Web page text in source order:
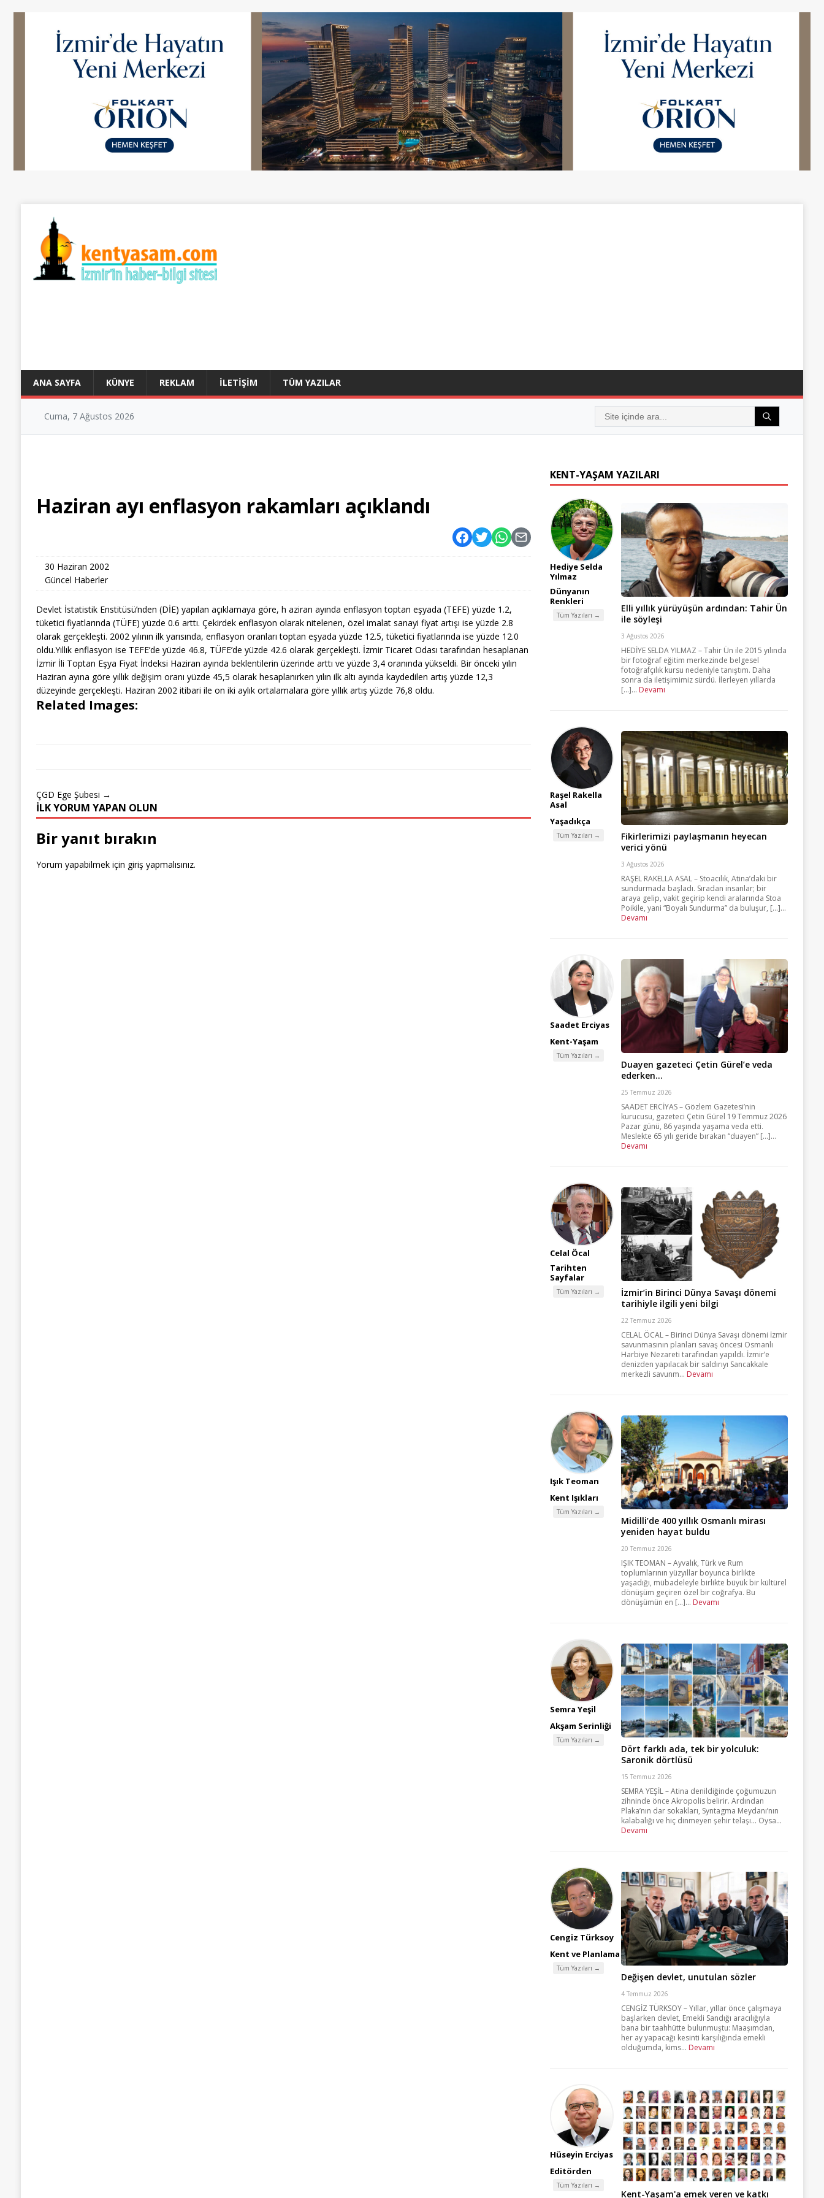
ANA SAYFA KÜNYE REKLAM İLETIŞIM TÜM YAZILAR
Cuma, 7 Ağustos 2026
Haziran ayı enflasyon rakamları açıklandı
30 Haziran 2002
Güncel Haberler
Devlet İstatistik Enstitüsü’nden (DİE) yapılan açıklamaya göre, h aziran ayında enflasyon toptan eşyada (TEFE) yüzde 1.2,
tüketici fiyatlarında (TÜFE) yüzde 0.6 arttı. Çekirdek enflasyon olarak nitelenen, özel imalat sanayi fiyat artışı ise yüzde 2.8
olarak gerçekleşti. 2002 yılının ilk yarısında, enflasyon oranları toptan eşyada yüzde 12.5, tüketici fiyatlarında ise yüzde 12.0
oldu.Yıllık enflasyon ise TEFE’de yüzde 46.8, TÜFE’de yüzde 42.6 olarak gerçekleşti. İzmir Ticaret Odası tarafından hesaplanan
İzmir İli Toptan Eşya Fiyat İndeksi Haziran ayında beklentilerin üzerinde arttı ve yüzde 3,4 oranında yükseldi. Bir önceki yılın
Haziran ayına göre yıllık değişim oranı yüzde 45,5 olarak hesaplanırken yılın ilk altı ayında kaydedilen artış yüzde 12,3
düzeyinde gerçekleşti. Haziran 2002 itibari ile on iki aylık ortalamalara göre yıllık artış yüzde 76,8 oldu.
Related Images:
ÇGD Ege Şubesi →
İLK YORUM YAPAN OLUN
Bir yanıt bırakın
Yorum yapabilmek için giriş yapmalısınız.
KENT-YAŞAM YAZILARI
Hediye Selda
Yılmaz
Dünyanın
Renkleri
Tüm Yazıları →
Elli yıllık yürüyüşün ardından: Tahir Ün
ile söyleşi
3 Ağustos 2026
HEDİYE SELDA YILMAZ – Tahir Ün ile 2015 yılında
bir fotoğraf eğitim merkezinde belgesel
fotoğrafçılık kursu nedeniyle tanıştım. Daha
sonra da iletişimimiz sürdü. İlerleyen yıllarda
[...]... Devamı
Raşel Rakella
Asal
Yaşadıkça
Tüm Yazıları →
Fikirlerimizi paylaşmanın heyecan
verici yönü
3 Ağustos 2026
RAŞEL RAKELLA ASAL – Stoacılık, Atina’daki bir
sundurmada başladı. Sıradan insanlar; bir
araya gelip, vakit geçirip kendi aralarında Stoa
Poikile, yani “Boyalı Sundurma” da buluşur, [...]...
Devamı
Saadet Erciyas
Kent-Yaşam
Tüm Yazıları →
Duayen gazeteci Çetin Gürel’e veda
ederken…
25 Temmuz 2026
SAADET ERCİYAS – Gözlem Gazetesi’nin
kurucusu, gazeteci Çetin Gürel 19 Temmuz 2026
Pazar günü, 86 yaşında yaşama veda etti.
Meslekte 65 yılı geride bırakan “duayen” [...]...
Devamı
Celal Öcal
Tarihten
Sayfalar
Tüm Yazıları →
İzmir’in Birinci Dünya Savaşı dönemi
tarihiyle ilgili yeni bilgi
22 Temmuz 2026
CELAL ÖCAL – Birinci Dünya Savaşı dönemi İzmir
savunmasının planları savaş öncesi Osmanlı
Harbiye Nezareti tarafından yapıldı. İzmir’e
denizden yapılacak bir saldırıyı Sancakkale
merkezli savunm... Devamı
Işık Teoman
Kent Işıkları
Tüm Yazıları →
Midilli’de 400 yıllık Osmanlı mirası
yeniden hayat buldu
20 Temmuz 2026
IŞIK TEOMAN – Ayvalık, Türk ve Rum
toplumlarının yüzyıllar boyunca birlikte
yaşadığı, mübadeleyle birlikte büyük bir kültürel
dönüşüm geçiren özel bir coğrafya. Bu
dönüşümün en [...]... Devamı
Semra Yeşil
Akşam Serinliği
Tüm Yazıları →
Dört farklı ada, tek bir yolculuk:
Saronik dörtlüsü
15 Temmuz 2026
SEMRA YEŞİL – Atina denildiğinde çoğumuzun
zihninde önce Akropolis belirir. Ardından
Plaka’nın dar sokakları, Syntagma Meydanı’nın
kalabalığı ve hiç dinmeyen şehir telaşı… Oysa...
Devamı
Cengiz Türksoy
Kent ve Planlama
Tüm Yazıları →
Değişen devlet, unutulan sözler
4 Temmuz 2026
CENGİZ TÜRKSOY – Yıllar, yıllar önce çalışmaya
başlarken devlet, Emekli Sandığı aracılığıyla
bana bir taahhütte bulunmuştu: Maaşımdan,
her ay yapacağı kesinti karşılığında emekli
olduğumda, kims... Devamı
Hüseyin Erciyas
Editörden
Tüm Yazıları →
Kent-Yaşam'a emek veren ve katkı